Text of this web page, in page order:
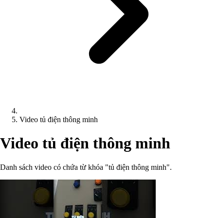
Video tủ điện thông minh
Video tủ điện thông minh
Danh sách video có chứa từ khóa "tủ điện thông minh".